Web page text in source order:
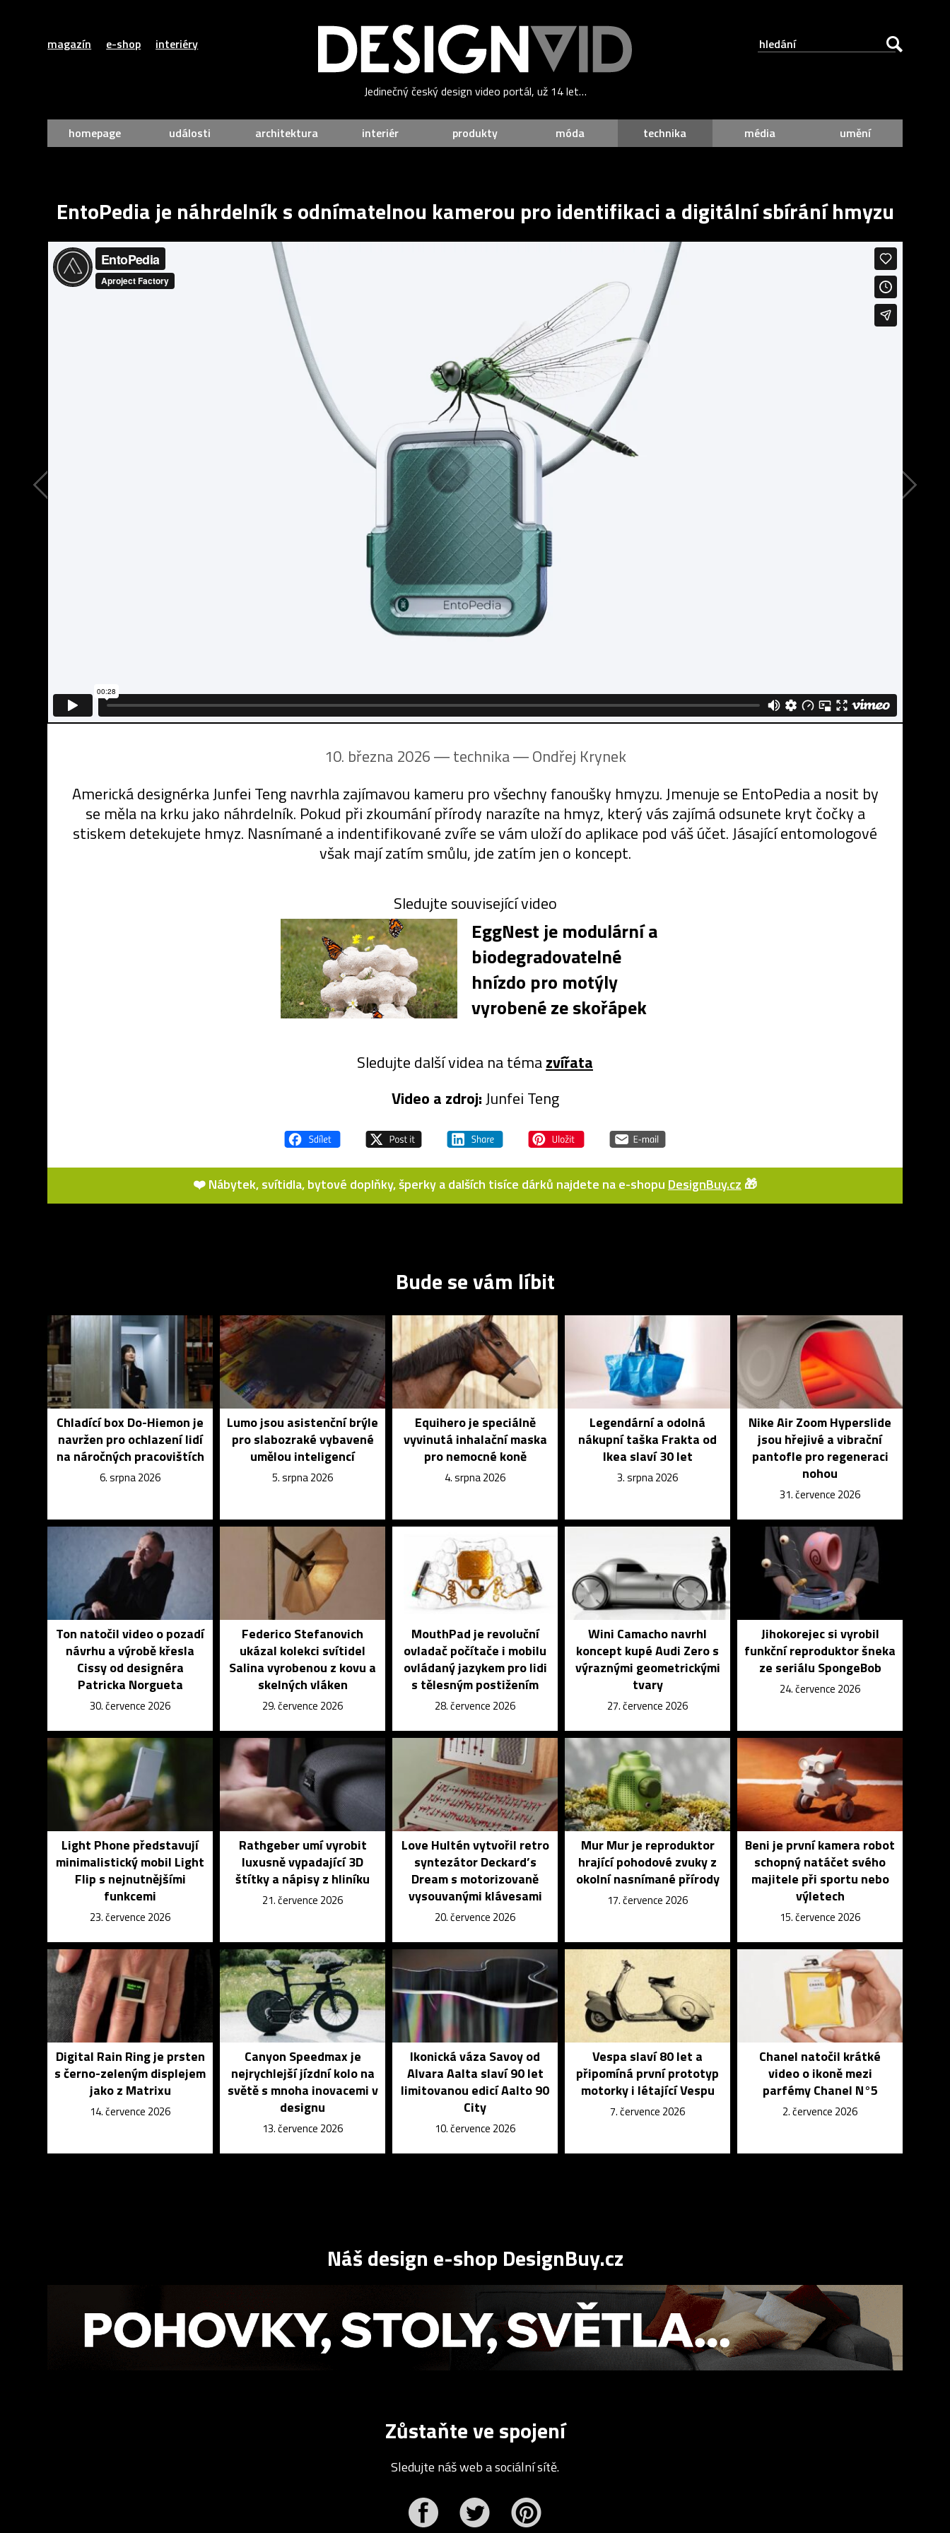
magazín e-shop interiéry
Jedinečný český design video portál, už 14 let…
homepage události architektura interiér produkty móda technika média umění
EntoPedia je náhrdelník s odnímatelnou kamerou pro identifikaci a digitální sbírání hmyzu
10. března 2026 ― technika ―Ondřej Krynek
Americká designérka Junfei Teng navrhla zajímavou kameru pro všechny fanoušky hmyzu. Jmenuje se EntoPedia a nosit by
se měla na krku jako náhrdelník. Pokud při zkoumání přírody narazíte na hmyz, který vás zajímá odsunete kryt čočky a
stiskem detekujete hmyz. Nasnímané a indentifikované zvíře se vám uloží do aplikace pod váš účet. Jásající entomologové
však mají zatím smůlu, jde zatím jen o koncept.
Sledujte související video
EggNest je modulární a
biodegradovatelné
hnízdo pro motýly
vyrobené ze skořápek
Sledujte další videa na témazvířata
Video a zdroj:Junfei Teng
❤️ Nábytek, svítidla, bytové doplňky, šperky a dalších tisíce dárků najdete na e-shopu DesignBuy.cz 🎁
Bude se vám líbit
Chladící box Do-Hiemon je
navržen pro ochlazení lidí
na náročných pracovištích
6. srpna 2026
Lumo jsou asistenční brýle
pro slabozraké vybavené
umělou inteligencí
5. srpna 2026
Equihero je speciálně
vyvinutá inhalační maska
pro nemocné koně
4. srpna 2026
Legendární a odolná
nákupní taška Frakta od
Ikea slaví 30 let
3. srpna 2026
Nike Air Zoom Hyperslide
jsou hřejivé a vibrační
pantofle pro regeneraci
nohou
31. července 2026
Ton natočil video o pozadí
návrhu a výrobě křesla
Cissy od designéra
Patricka Norgueta
30. července 2026
Federico Stefanovich
ukázal kolekci svítidel
Salina vyrobenou z kovu a
skelných vláken
29. července 2026
MouthPad je revoluční
ovladač počítače i mobilu
ovládaný jazykem pro lidi
s tělesným postižením
28. července 2026
Wini Camacho navrhl
koncept kupé Audi Zero s
výraznými geometrickými
tvary
27. července 2026
Jihokorejec si vyrobil
funkční reproduktor šneka
ze seriálu SpongeBob
24. července 2026
Light Phone představují
minimalistický mobil Light
Flip s nejnutnějšími
funkcemi
23. července 2026
Rathgeber umí vyrobit
luxusně vypadající 3D
štítky a nápisy z hliníku
21. července 2026
Love Hultén vytvořil retro
syntezátor Deckard’s
Dream s motorizovaně
vysouvanými klávesami
20. července 2026
Mur Mur je reproduktor
hrající pohodové zvuky z
okolní nasnímané přírody
17. července 2026
Beni je první kamera robot
schopný natáčet svého
majitele při sportu nebo
výletech
15. července 2026
Digital Rain Ring je prsten
s černo-zeleným displejem
jako z Matrixu
14. července 2026
Canyon Speedmax je
nejrychlejší jízdní kolo na
světě s mnoha inovacemi v
designu
13. července 2026
Ikonická váza Savoy od
Alvara Aalta slaví 90 let
limitovanou edicí Aalto 90
City
10. července 2026
Vespa slaví 80 let a
připomíná první prototyp
motorky i létající Vespu
7. července 2026
Chanel natočil krátké
video o ikoně mezi
parfémy Chanel N°5
2. července 2026
Náš design e-shop DesignBuy.cz
Zůstaňte ve spojení
Sledujte náš web a sociální sítě.